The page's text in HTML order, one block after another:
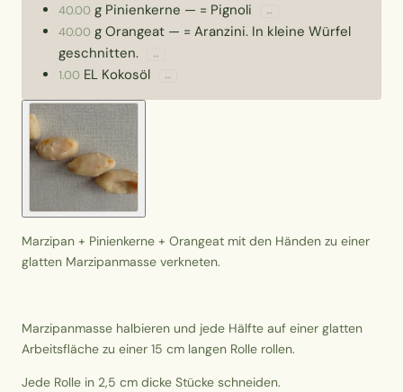
40.00 g Pinienkerne — = Pignoli ↔
40.00 g Orangeat — = Aranzini. In kleine Würfel
geschnitten.
↔
1.00 EL Kokosöl ↔
Marzipan + Pinienkerne + Orangeat mit den Händen zu einer
glatten Marzipanmasse verkneten.
Marzipanmasse halbieren und jede Hälfte auf einer glatten
Arbeitsfläche zu einer 15 cm langen Rolle rollen.
Jede Rolle in 2,5 cm dicke Stücke schneiden.